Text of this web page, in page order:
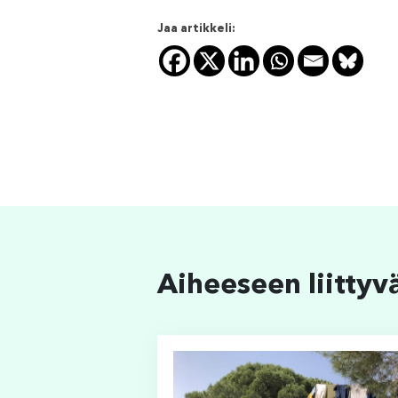
Jaa artikkeli:
Aiheeseen